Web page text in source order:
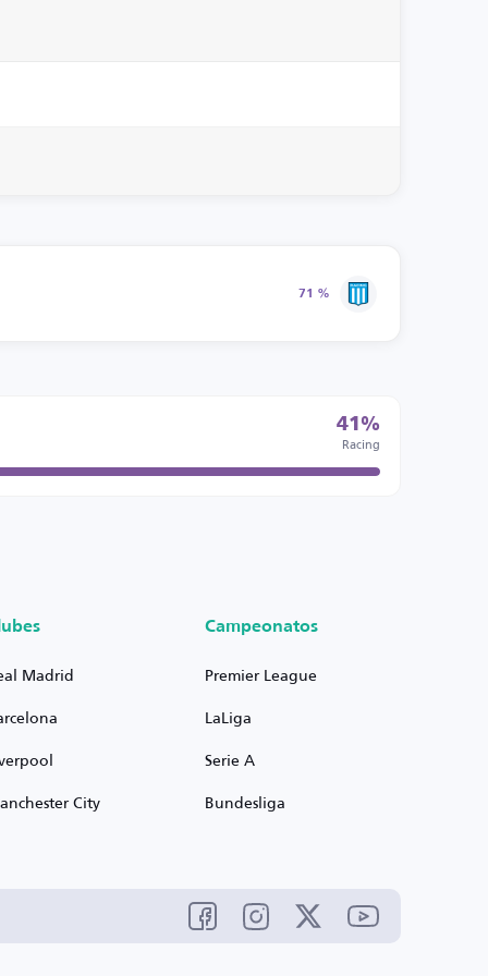
71 %
41%
Racing
Madrid
City
Campeonatos
Premier League
LaLiga
Serie A
Bundesliga